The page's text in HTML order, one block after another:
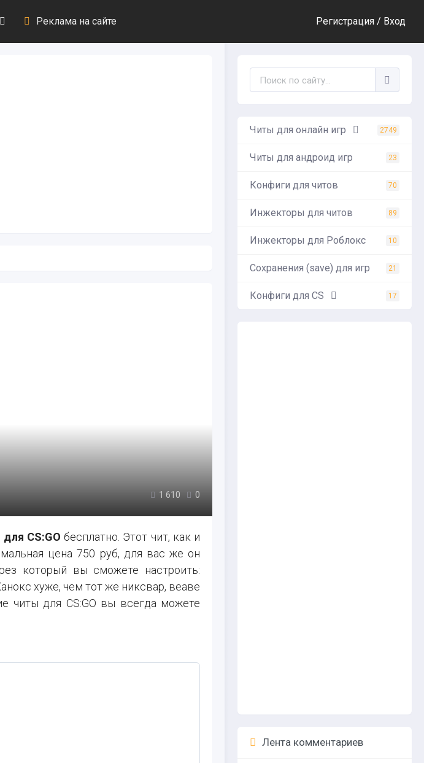
Реклама на сайте Регистрация / Вход
1 610 0
для CS:GO бесплатно. Этот чит, как и
цена 750 руб, для вас же он
который вы сможете настроить:
хуже, чем тот же никсвар, веаве
читы для CS:GO вы всегда можете
Читы для онлайн игр 2749
Читы для андроид игр 23
Конфиги для читов 70
Инжекторы для читов 89
Инжекторы для Роблокс 10
Сохранения (save) для игр 21
Конфиги для CS 17
Лента комментариев